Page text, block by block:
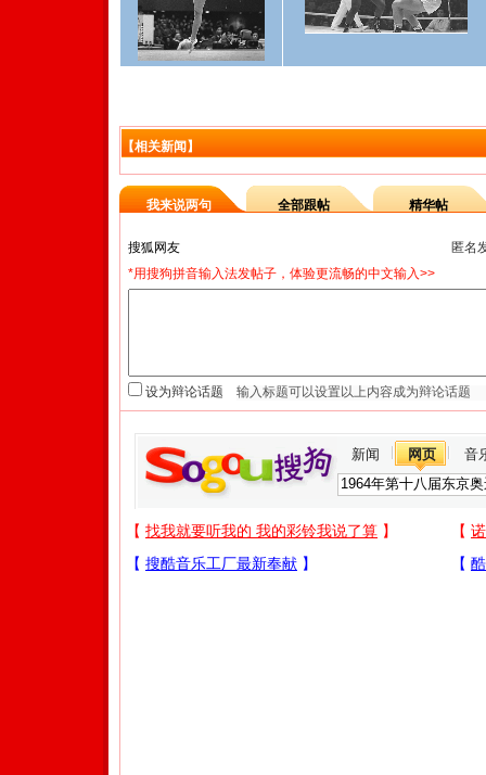
【相关新闻】
我来说两句 全部跟帖 精华帖
匿名
*用搜狗拼音输入法发帖子，体验更流畅的中文输入>>
设为辩论话题
新闻 网页 音